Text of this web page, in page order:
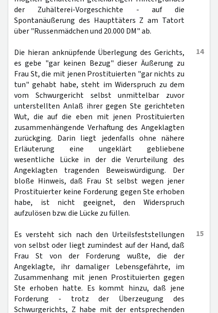
der Zuhälterei-Vorgeschichte - auf die
Spontanäußerung des Haupttäters Z am Tatort
über "Russenmädchen und 20.000 DM" ab.
14
Die hieran anknüpfende Überlegung des Gerichts,
es gebe "gar keinen Bezug" dieser Äußerung zu
Frau St, die mit jenen Prostituierten "gar nichts zu
tun" gehabt habe, steht im Widerspruch zu dem
vom Schwurgericht selbst unmittelbar zuvor
unterstellten Anlaß ihrer gegen Ste gerichteten
Wut, die auf die eben mit jenen Prostituierten
zusammenhängende Verhaftung des Angeklagten
zurückging. Darin liegt jedenfalls ohne nähere
Erläuterung eine ungeklärt gebliebene
wesentliche Lücke in der die Verurteilung des
Angeklagten tragenden Beweiswürdigung. Der
bloße Hinweis, daß Frau St selbst wegen jener
Prostituierter keine Forderung gegen Ste erhoben
habe, ist nicht geeignet, den Widerspruch
aufzulösen bzw. die Lücke zu füllen.
15
Es versteht sich nach den Urteilsfeststellungen
von selbst oder liegt zumindest auf der Hand, daß
Frau St von der Forderung wußte, die der
Angeklagte, ihr damaliger Lebensgefährte, im
Zusammenhang mit jenen Prostituierten gegen
Ste erhoben hatte. Es kommt hinzu, daß jene
Forderung - trotz der Überzeugung des
Schwurgerichts, Z habe mit der entsprechenden